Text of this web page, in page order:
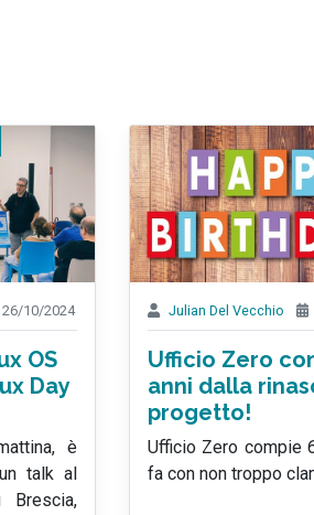
26/10/2024
OS
Day
è
talk al
Julian Del Vecchio
Ufficio Zero
anni dalla
progetto!
Ufficio Zero compie
fa con non troppo